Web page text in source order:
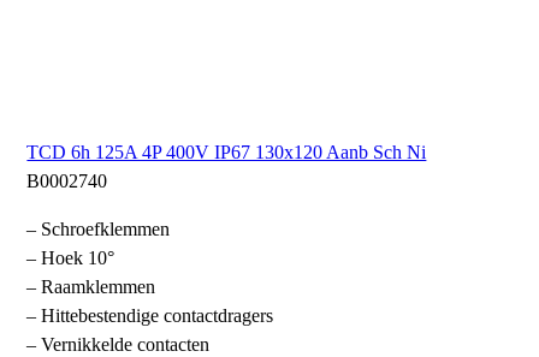
TCD 6h 125A 4P 400V IP67 130x120 Aanb Sch Ni
B0002740
– Schroefklemmen
– Hoek 10°
– Raamklemmen
– Hittebestendige contactdragers
– Vernikkelde contacten